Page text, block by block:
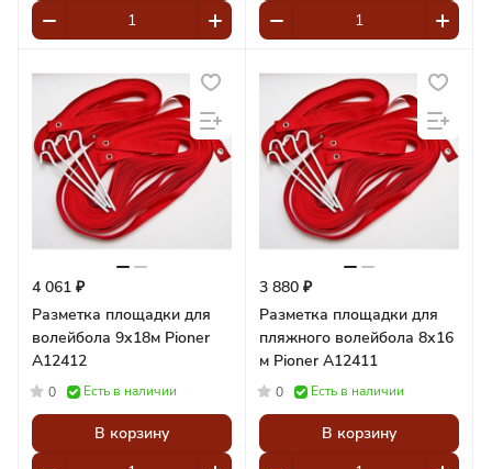
4 061 ₽
Разметка площадки для
волейбола 9х18м Pioner
A12412
0 Есть в наличии
В корзину
3 880 ₽
Разметка площадки для
пляжного волейбола 8х16
м Pioner A12411
0 Есть в наличии
В корзину